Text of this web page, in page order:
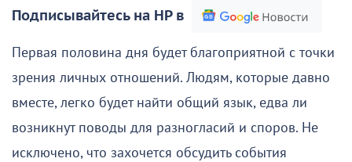
Подписывайтесь на НР в
Первая половина дня будет благоприятной с точки
зрения личных отношений. Людям, которые давно
вместе, легко будет найти общий язык, едва ли
возникнут поводы для разногласий и споров. Не
исключено, что захочется обсудить события